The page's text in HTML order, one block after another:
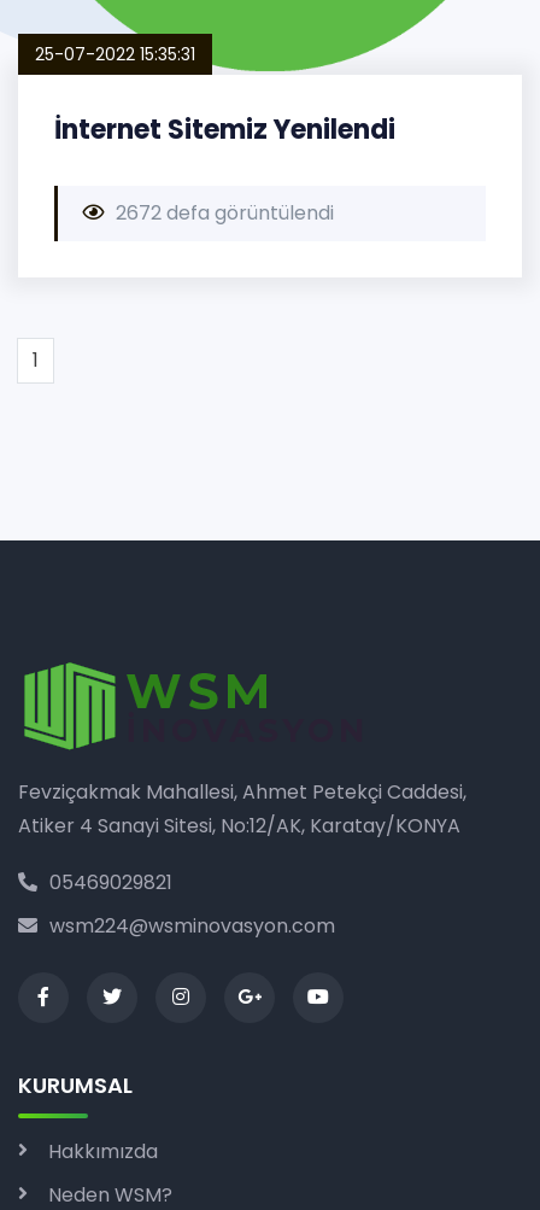
25-07-2022 15:35:31
İnternet Sitemiz Yenilendi
2672 defa görüntülendi
1
Fevziçakmak Mahallesi, Ahmet Petekçi Caddesi,
Atiker 4 Sanayi Sitesi, No:12/AK, Karatay/KONYA
05469029821
wsm224@wsminovasyon.com
KURUMSAL
Hakkımızda
Neden WSM?